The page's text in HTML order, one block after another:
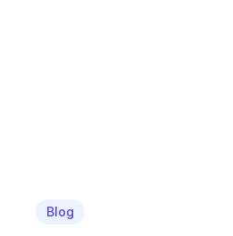
Blog